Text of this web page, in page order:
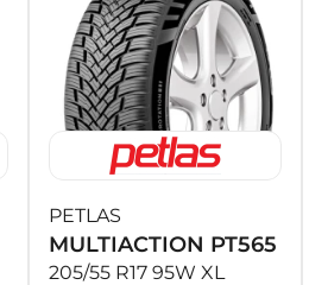
PETLAS
MULTIACTION PT565
205/55 R17 95W XL